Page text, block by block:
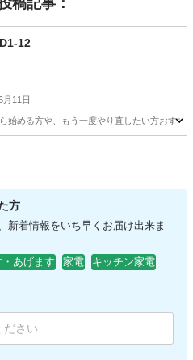
稿記事：
12
月11日
始める方や、もう一度やり直したい方おす
方
新着情報をいち早くお届け出来ま
あげます 家電
キッチン家電